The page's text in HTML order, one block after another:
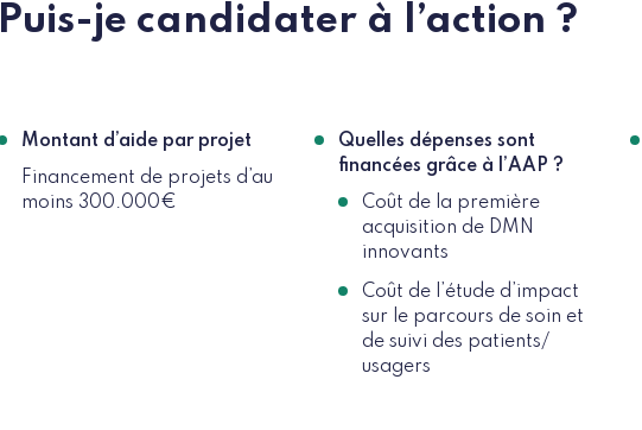
Puis-je candidater à l’action ?
Montant d’aide par projet
Financement de projets d’au
moins 300.000€
Quelles dépenses sont
financées grâce à l’AAP ?
Coût de la première
acquisition de DMN
innovants
Coût de l’étude d’impact
sur le parcours de soin et
de suivi des patients/
usagers